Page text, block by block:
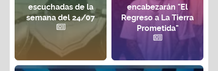
escuchadas de la
semana del 24/07
encabezarán "El
Regreso a La Tierra
Prometida"